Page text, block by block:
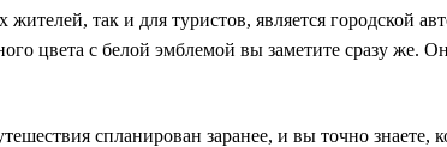
так и для туристов, является городской
цвета с белой эмблемой вы заметите сразу же.
спланирован заранее, и вы точно знаете,